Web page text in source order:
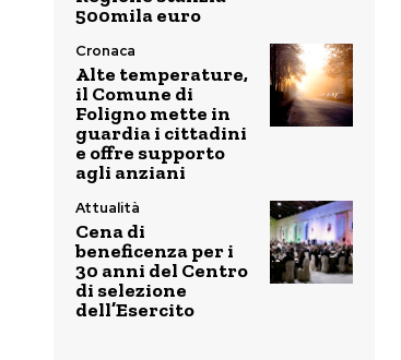
500mila euro
Cronaca
Alte temperature,
il Comune di
Foligno mette in
guardia i cittadini
e offre supporto
agli anziani
Attualità
Cena di
beneficenza per i
30 anni del Centro
di selezione
dell’Esercito